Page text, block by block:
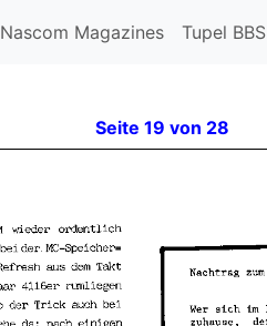
Nascom Magazines Tupel BBS
Seite 19 von 28